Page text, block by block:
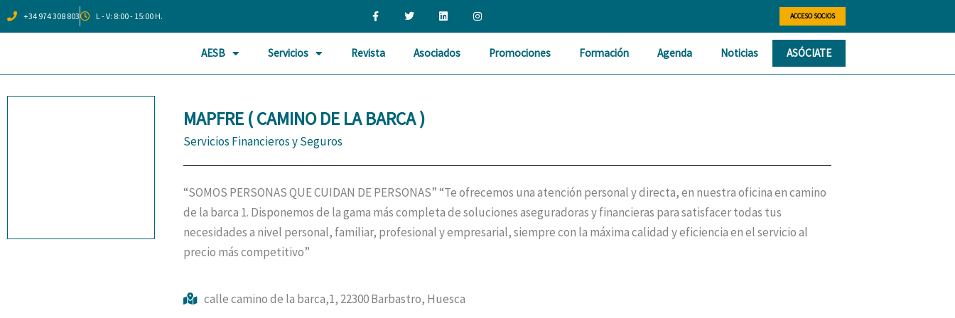
al
+34 974 308 803 L - V: 8:00 - 15:00 H. a
c
e
o
k
w
t
e
i
n
k
d
n
n
s
t
a
ACCESO SOCIOS
AESB Servicios Revista Asociados Promociones Formación Agenda Noticias ASÓCIATE
MAPFRE ( CAMINO DE LA BARCA )
Servicios Financieros y Seguros
“SOMOS PERSONAS QUE CUIDAN DE PERSONAS” “Te ofrecemos una atención personal y directa, en nuestra oficina en camino
de la barca 1. Disponemos de la gama más completa de soluciones aseguradoras y financieras para satisfacer todas tus
necesidades a nivel personal, familiar, profesional y empresarial, siempre con la máxima calidad y eficiencia en el servicio al
precio más competitivo”
calle camino de la barca,1, 22300 Barbastro, Huesca